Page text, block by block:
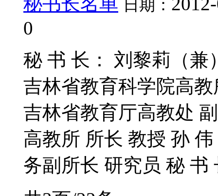
日期：
0
秘 书 长： 刘黎莉（兼
吉林省教育科学院高
吉林省教育厅高教处
高教所 所长 教授 孙
务副所长 研究员 秘 书